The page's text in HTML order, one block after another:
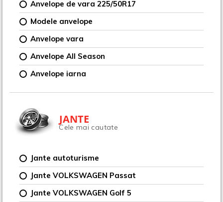
Anvelope de vara 225/50R17
Modele anvelope
Anvelope vara
Anvelope All Season
Anvelope iarna
JANTE
Cele mai cautate
Jante autoturisme
Jante VOLKSWAGEN Passat
Jante VOLKSWAGEN Golf 5